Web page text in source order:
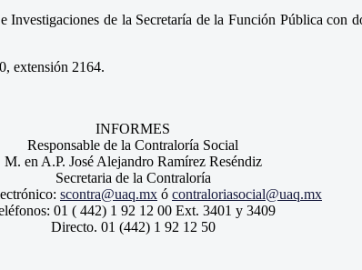
de la Secretaría de la Función Pública
extensión 2164.
INFORMES
Responsable de la Contraloría Social
M. en A.P. José Alejandro Ramírez Reséndiz
Secretaria de la Contraloría
scontra@uaq.mx ó contraloriasocial@uaq.mx
01 ( 442) 1 92 12 00 Ext. 3401 y 3409
Directo. 01 (442) 1 92 12 50